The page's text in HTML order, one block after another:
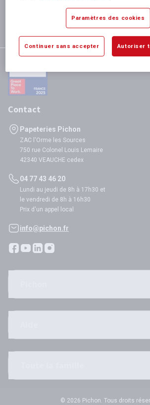
si validation avant 12h
satisfaction totale
Contact
Papeteries Pichon
ZAC l'Orme les Sources
750 rue Colonel Louis Lemaire
42340 VEAUCHE cedex
04 77 43 46 20
Lundi au jeudi de 8h à 17h30 et
le vendredi de 8h à 16h30
Prix d'un appel local
info@pichon.fr
© 2026 Pichon. Tous droits
Paramètres des cookies
Continuer sans accepter Autoriser